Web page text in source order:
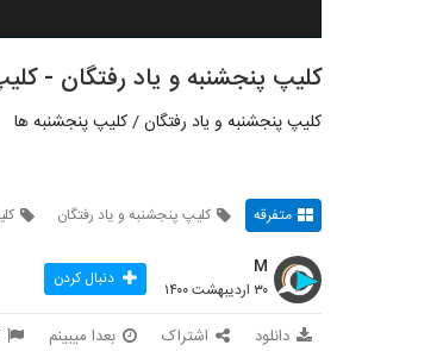
کلیپ پنجشنبه و یاد رفتگان -
کلیپ پنجشنبه و یاد رفتگان / کلیپ پنجشنبه ها
متفرقه کلیپ پنجشنبه و یاد رفتگان
M
۳۰ اردیبهشت ۱۴۰۰ دنبال کردن
دانلود اشتراک بعدا میبینم